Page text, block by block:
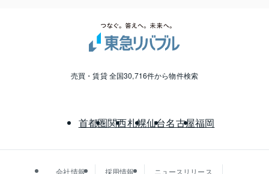
売買・賃貸 全国30,716件から物件検索
首都圏関西札幌仙台名古屋福岡
会社情報 採用情報
ニュースリリース